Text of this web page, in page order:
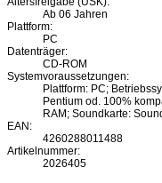
Ab 06 Jahren
Plattform:
PC
Datenträger:
CD-ROM
Systemvoraussetzungen:
Plattform: PC;
Pentium od. 100%
RAM; Soundkarte:
EAN:
4260288011488
Artikelnummer:
2026405